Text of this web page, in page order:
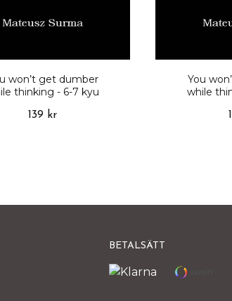
won’t get dumber
thinking - 6-7 kyu
139 kr
You
while
BETALSÄTT